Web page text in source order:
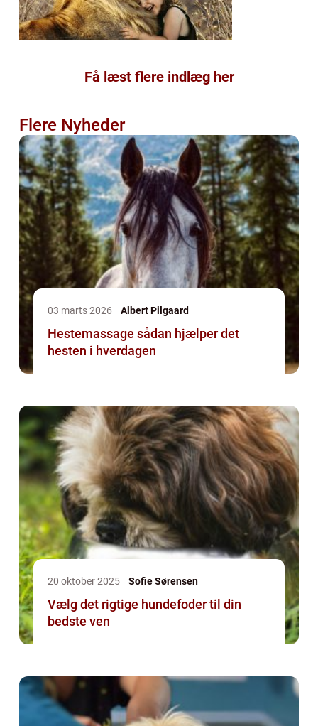
Få læst flere indlæg her
Flere Nyheder
03 marts 2026 Albert Pilgaard
Hestemassage sådan hjælper det
hesten i hverdagen
20 oktober 2025 Sofie Sørensen
Vælg det rigtige hundefoder til din
bedste ven